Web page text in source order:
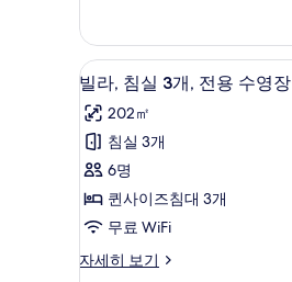
영
장
사
진
모
두
보
기
2
개,
전
수
영
장
자
세
히
보
기
빌
라,
침
실
3
개,
전
용
21
빌라, 침실 3개, 전용 수영장
202㎡
침실 3개
6명
퀸사이즈침대 3개
무료 WiFi
자세히 보기
빌